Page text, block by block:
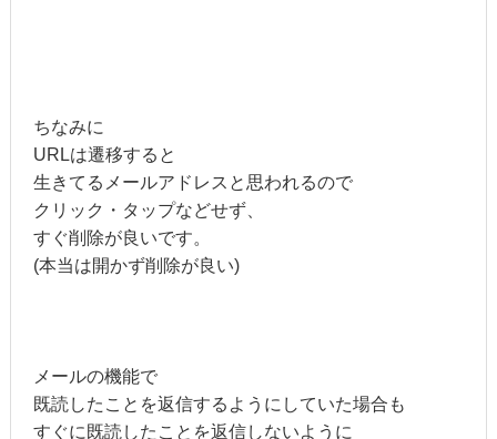
ちなみに
URLは遷移すると
生きてるメールアドレスと思われるので
クリック・タップなどせず、
すぐ削除が良いです。
(本当は開かず削除が良い)
メールの機能で
既読したことを返信するようにしていた場合も
すぐに既読したことを返信しないように